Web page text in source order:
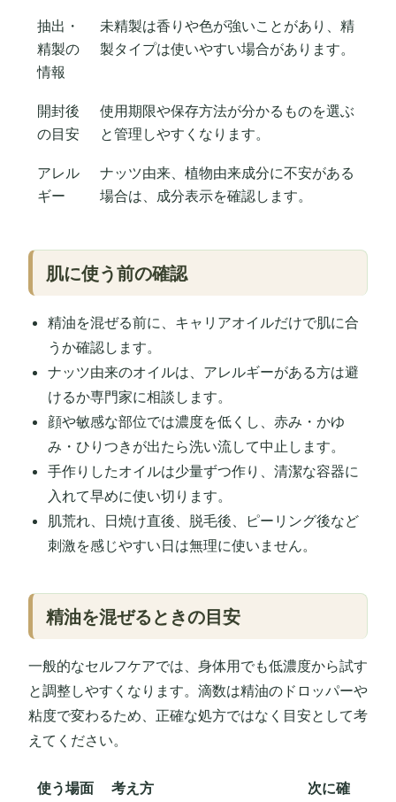
抽出・
精製の
情報
未精製は香りや色が強いことがあり、精
製タイプは使いやすい場合があります。
開封後
の目安
使用期限や保存方法が分かるものを選ぶ
と管理しやすくなります。
アレル
ギー
ナッツ由来、植物由来成分に不安がある
場合は、成分表示を確認します。
肌に使う前の確認
精油を混ぜる前に、キャリアオイルだけで肌に合
うか確認します。
ナッツ由来のオイルは、アレルギーがある方は避
けるか専門家に相談します。
顔や敏感な部位では濃度を低くし、赤み・かゆ
み・ひりつきが出たら洗い流して中止します。
手作りしたオイルは少量ずつ作り、清潔な容器に
入れて早めに使い切ります。
肌荒れ、日焼け直後、脱毛後、ピーリング後など
刺激を感じやすい日は無理に使いません。
精油を混ぜるときの目安
一般的なセルフケアでは、身体用でも低濃度から試す
と調整しやすくなります。滴数は精油のドロッパーや
粘度で変わるため、正確な処方ではなく目安として考
えてください。
使う場面 考え方
次に確